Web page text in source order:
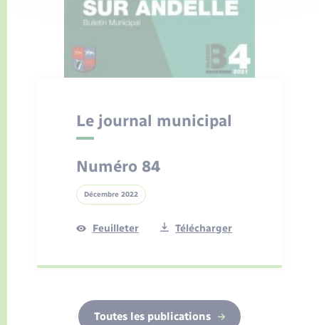
Le journal municipal
Numéro 84
Décembre 2022
Feuilleter Télécharger
Toutes les publications